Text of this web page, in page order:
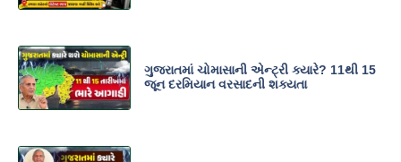
ગુજરાતમાં ચોમાસાની એન્ટ્રી ક્યારે? 11થી 15
જૂન દરમિયાન વરસાદની શક્યતા